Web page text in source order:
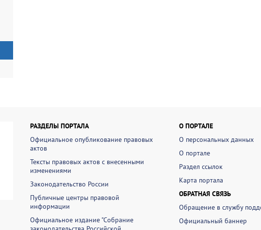
РАЗДЕЛЫ ПОРТАЛА
Официальное опубликование правовых
актов
Тексты правовых актов с внесенными
изменениями
Законодательство России
Публичные центры правовой
информации
Официальное издание "Собрание
О ПОРТАЛЕ
О персональных данных
О портале
Раздел ссылок
Карта портала
ОБРАТНАЯ СВЯЗЬ
Обращение в службу
Официальный баннер